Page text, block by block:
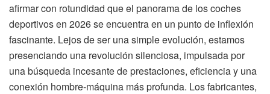
afirmar con rotundidad que el panorama de los coches
deportivos en 2026 se encuentra en un punto de inflexión
fascinante. Lejos de ser una simple evolución, estamos
presenciando una revolución silenciosa, impulsada por
una búsqueda incesante de prestaciones, eficiencia y una
conexión hombre-máquina más profunda. Los fabricantes,